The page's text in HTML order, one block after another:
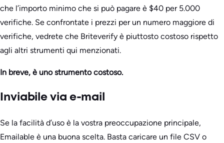
che l’importo minimo che si può pagare è $40 per 5.000
verifiche. Se confrontate i prezzi per un numero maggiore di
verifiche, vedrete che Briteverify è piuttosto costoso rispetto
agli altri strumenti qui menzionati.
In breve, è uno strumento costoso.
Inviabile via e-mail
Se la facilità d’uso è la vostra preoccupazione principale,
Emailable è una buona scelta. Basta caricare un file CSV o